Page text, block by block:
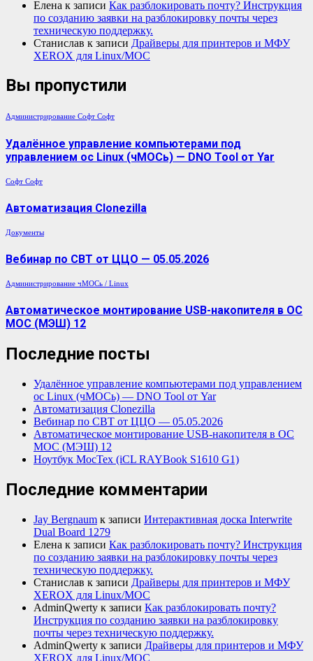
Елена к записи Как разблокировать почту? Инструкция
по созданию заявки на разблокировку почты через
техническую поддержку.
Станислав к записи Драйверы для принтеров и МФУ
XEROX для Linux/МОС
Вы пропустили
Администрирование Софт Софт
Удалённое управление компьютерами под
управлением ос Linux (чМОСь) — DNO Tool от Yar
Софт Софт
Автоматизация Clonezilla
Документы
Вебинар по СВТ от ЦЦО — 05.05.2026
Администрирование чМОСь / Linux
Автоматическое монтирование USB-накопителя в ОС
МОС (МЭШ) 12
Последние посты
Удалённое управление компьютерами под управлением
ос Linux (чМОСь) — DNO Tool от Yar
Автоматизация Clonezilla
Вебинар по СВТ от ЦЦО — 05.05.2026
Автоматическое монтирование USB-накопителя в ОС
МОС (МЭШ) 12
Ноутбук МосТех (iCL RAYBook S1610 G1)
Последние комментарии
Jay Bergnaum к записи Интерактивная доска Interwrite
Dual Board 1279
Елена к записи Как разблокировать почту? Инструкция
по созданию заявки на разблокировку почты через
техническую поддержку.
Станислав к записи Драйверы для принтеров и МФУ
XEROX для Linux/МОС
AdminQwerty к записи Как разблокировать почту?
Инструкция по созданию заявки на разблокировку
почты через техническую поддержку.
AdminQwerty к записи Драйверы для принтеров и МФУ
XEROX для Linux/МОС